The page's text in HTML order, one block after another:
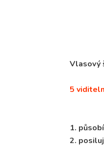
Vlasový
5
1.
2.